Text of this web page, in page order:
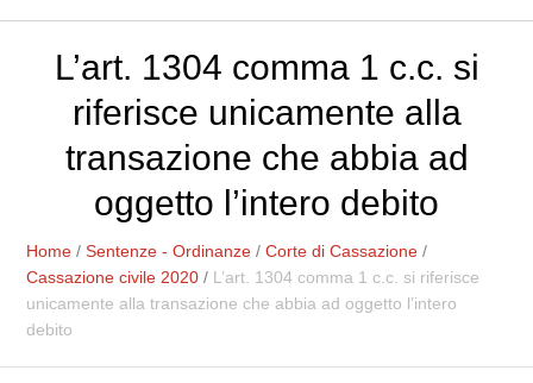
L’art. 1304 comma 1 c.c. si
riferisce unicamente alla
transazione che abbia ad
oggetto l’intero debito
Home /Sentenze - Ordinanze /Corte di Cassazione /
Cassazione civile 2020 / L’art. 1304 comma 1 c.c. si riferisce
unicamente alla transazione che abbia ad oggetto l’intero
debito